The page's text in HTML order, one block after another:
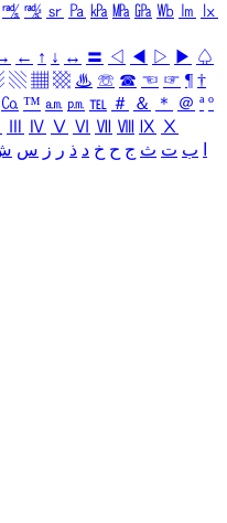
㎮ ㎯ ㏛ ㎩ ㎪ ㎫ ㎬ ㏝ ㏐
㏓
← ↑ ↓ ↔ 〓 ◁ ◀ ▷ ▶ ♤
▧ ▦ ▩ ♨ ☏ ☎ ☜ ☞ ¶ †
㏇ ™ ㏂ ㏘ ℡ ＃ ＆ ＊ ＠ ª º
Ⅳ Ⅴ Ⅵ Ⅶ Ⅷ Ⅸ Ⅹ
ب ت ث ج ح خ د ذ ر ز س